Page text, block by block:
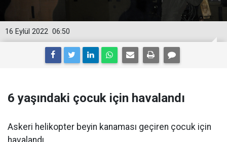
06:50
16 Eylül 2022
6 yaşındaki çocuk için havalandı
Askeri helikopter beyin kanaması geçiren çocuk için
havalandı